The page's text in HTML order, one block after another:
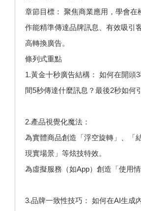
章節目標： 聚焦商業應用，學會在
作能精準傳達品牌訊息、有效吸引
高轉換廣告。
條列式重點
1.黃金十秒廣告結構： 如何在開頭
間5秒傳達什麼訊息？最後2秒如何
2.產品視覺化魔法：
為實體商品創造「浮空旋轉」、「
現實場景」等炫技特效。
為虛擬服務（如App）創造「使用情
3.品牌一致性技巧： 如何在AI生成